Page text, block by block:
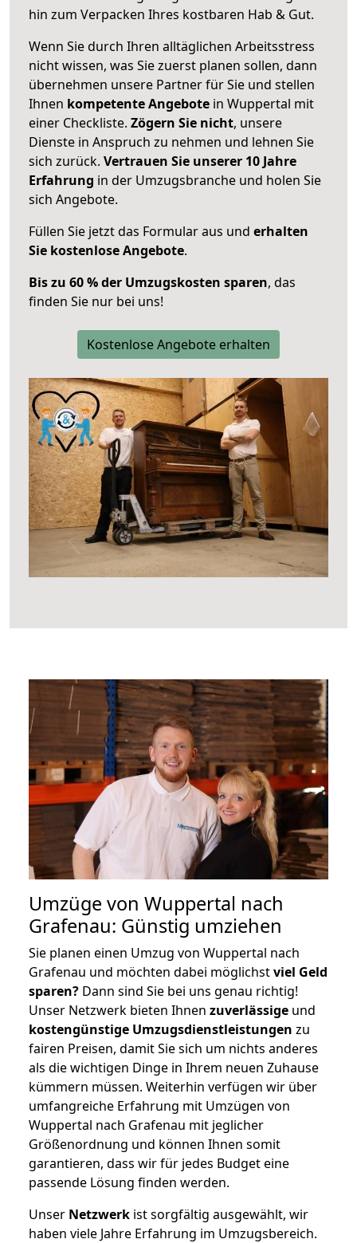
hin zum Verpacken Ihres kostbaren Hab & Gut.
Wenn Sie durch Ihren alltäglichen Arbeitsstress
nicht wissen, was Sie zuerst planen sollen, dann
übernehmen unsere Partner für Sie und stellen
Ihnen kompetente Angebote in Wuppertal mit
einer Checkliste. Zögern Sie nicht, unsere
Dienste in Anspruch zu nehmen und lehnen Sie
sich zurück. Vertrauen Sie unserer 10 Jahre
Erfahrung in der Umzugsbranche und holen Sie
sich Angebote.
Füllen Sie jetzt das Formular aus und erhalten
Sie kostenlose Angebote.
Bis zu 60 % der Umzugskosten sparen, das
finden Sie nur bei uns!
Kostenlose Angebote erhalten
Umzüge von Wuppertal nach
Grafenau: Günstig umziehen
Sie planen einen Umzug von Wuppertal nach
Grafenau und möchten dabei möglichstviel Geld
sparen? Dann sind Sie bei uns genau richtig!
Unser Netzwerk bieten Ihnen zuverlässige und
kostengünstige Umzugsdienstleistungen zu
fairen Preisen, damit Sie sich um nichts anderes
als die wichtigen Dinge in Ihrem neuen Zuhause
kümmern müssen. Weiterhin verfügen wir über
umfangreiche Erfahrung mit Umzügen von
Wuppertal nach Grafenau mit jeglicher
Größenordnung und können Ihnen somit
garantieren, dass wir für jedes Budget eine
passende Lösung finden werden.
Unser Netzwerk ist sorgfältig ausgewählt, wir
haben viele Jahre Erfahrung im Umzugsbereich.